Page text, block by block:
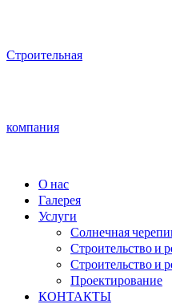
Строительная
компания
О нас
Галерея
Услуги
Солнечная
Строительство и
Строительство и
Проектирование
КОНТАКТЫ